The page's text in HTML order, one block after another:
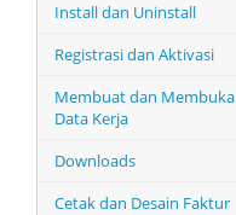
Install dan Uninstall
Registrasi dan Aktivasi
Membuat dan Membuka
Data Kerja
Downloads
Cetak dan Desain Faktur